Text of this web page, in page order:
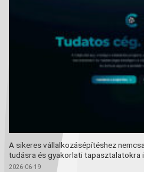
A sikeres vállalkozásépítéshez
tudásra és gyakorlati tapasztalatokra
2026-06-19